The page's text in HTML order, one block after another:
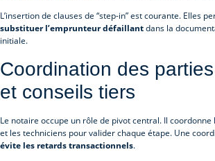
L’insertion de clauses de “step-in” est courante. Elles
substituer l’emprunteur défaillantdans la
initiale.
Coordination des
et conseils tiers
Le notaire occupe un rôle de pivot central. Il coordonne
et les techniciens pour valider chaque étape. Une
évite les retards transactionnels.